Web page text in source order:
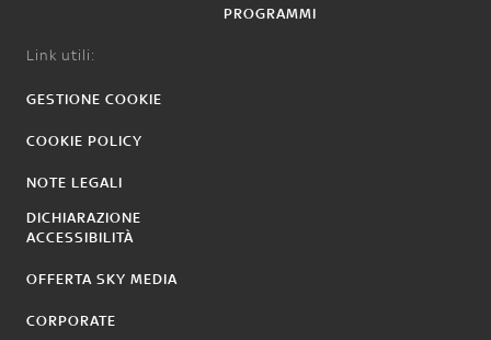
PROGRAMMI
Link utili:
GESTIONE COOKIE
COOKIE POLICY
NOTE LEGALI
DICHIARAZIONE
ACCESSIBILITÀ
OFFERTA SKY MEDIA
CORPORATE